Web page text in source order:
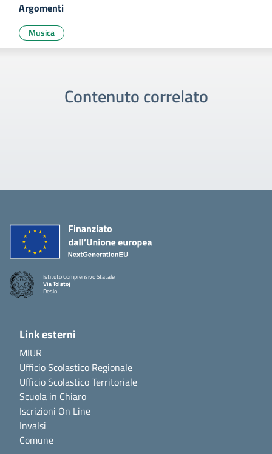
Argomenti
Musica
Contenuto correlato
Istituto Comprensivo Statale
Via Tolstoj
Desio
Link esterni
MIUR
Ufficio Scolastico Regionale
Ufficio Scolastico Territoriale
Scuola in Chiaro
Iscrizioni On Line
Invalsi
Comune